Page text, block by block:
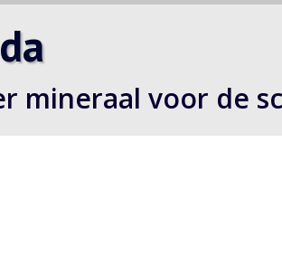
mineraal voor de